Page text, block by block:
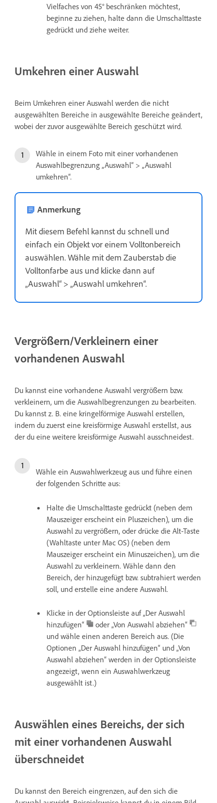
Vielfaches von 45° beschränken möchtest,
beginne zu ziehen, halte dann die Umschalttaste
gedrückt und ziehe weiter.
Umkehren einer Auswahl
Beim Umkehren einer Auswahl werden die nicht
ausgewählten Bereiche in ausgewählte Bereiche geändert,
wobei der zuvor ausgewählte Bereich geschützt wird.
Wähle in einem Foto mit einer vorhandenen
Auswahlbegrenzung „Auswahl“ > „Auswahl
umkehren“.
Anmerkung
Mit diesem Befehl kannst du schnell und
einfach ein Objekt vor einem Volltonbereich
auswählen. Wähle mit dem Zauberstab die
Volltonfarbe aus und klicke dann auf
„Auswahl“ > „Auswahl umkehren“.
Vergrößern/Verkleinern einer
vorhandenen Auswahl
Du kannst eine vorhandene Auswahl vergrößern bzw.
verkleinern, um die Auswahlbegrenzungen zu bearbeiten.
Du kannst z. B. eine kringelförmige Auswahl erstellen,
indem du zuerst eine kreisförmige Auswahl erstellst, aus
der du eine weitere kreisförmige Auswahl ausschneidest.
Wähle ein Auswahlwerkzeug aus und führe einen
der folgenden Schritte aus:
Halte die Umschalttaste gedrückt (neben dem
Mauszeiger erscheint ein Pluszeichen), um die
Auswahl zu vergrößern, oder drücke die Alt-Taste
(Wahltaste unter Mac OS) (neben dem
Mauszeiger erscheint ein Minuszeichen), um die
Auswahl zu verkleinern. Wähle dann den
Bereich, der hinzugefügt bzw. subtrahiert werden
soll, und erstelle eine andere Auswahl.
Klicke in der Optionsleiste auf „Der Auswahl
hinzufügen“
oder „Von Auswahl abziehen“
und wähle einen anderen Bereich aus. (Die
Optionen „Der Auswahl hinzufügen“ und „Von
Auswahl abziehen“ werden in der Optionsleiste
angezeigt, wenn ein Auswahlwerkzeug
ausgewählt ist.)
Auswählen eines Bereichs, der sich
mit einer vorhandenen Auswahl
überschneidet
Du kannst den Bereich eingrenzen, auf den sich die